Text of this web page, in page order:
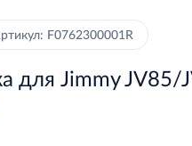
F0762300001R
для Jimmy JV85/